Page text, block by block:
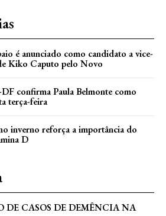
é anunciado como candidato a vice-
Kiko Caputo pelo Novo
confirma Paula Belmonte como
terça-feira
inverno reforça a importância do
D
DE CASOS DE DEMÊNCIA NA